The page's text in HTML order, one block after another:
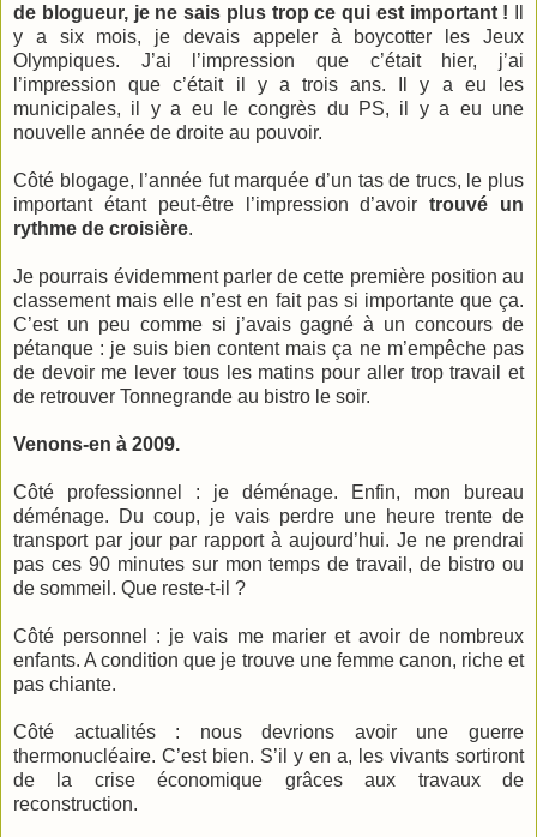
de blogueur, je ne sais plus trop ce qui est important !
y a six mois, je devais appeler à boycotter les Jeux
Olympiques. J’ai l’impression que c’était hier, j’ai
l’impression que c’était il y a trois ans. Il y a eu les
municipales, il y a eu le congrès du PS, il y a eu une
nouvelle année de droite au pouvoir.
Côté blogage, l’année fut marquée d’un tas de trucs, le plus
important étant peut-être l’impression d’avoirtrouvé un
rythme de croisière.
Je pourrais évidemment parler de cette première position au
classement mais elle n’est en fait pas si importante que ça.
C’est un peu comme si j’avais gagné à un concours de
pétanque : je suis bien content mais ça ne m’empêche pas
de devoir me lever tous les matins pour aller trop travail et
de retrouver Tonnegrande au bistro le soir.
Venons-en à 2009.
Côté professionnel : je déménage. Enfin, mon bureau
déménage. Du coup, je vais perdre une heure trente de
transport par jour par rapport à aujourd’hui. Je ne prendrai
pas ces 90 minutes sur mon temps de travail, de bistro ou
de sommeil. Que reste-t-il ?
Côté personnel : je vais me marier et avoir de nombreux
enfants. A condition que je trouve une femme canon, riche et
pas chiante.
Côté actualités : nous devrions avoir une guerre
thermonucléaire. C’est bien. S’il y en a, les vivants sortiront
de la crise économique grâces aux travaux de
reconstruction.